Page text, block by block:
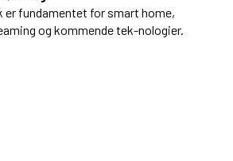
fundamentet for smart home,
og kommende tek-nologier.